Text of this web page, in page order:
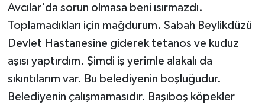
Avcılar'da sorun olmasa beni ısırmazdı.
Toplamadıkları için mağdurum. Sabah Beylikdüzü
Devlet Hastanesine giderek tetanos ve kuduz
aşısı yaptırdım. Şimdi iş yerimle alakalı da
sıkıntılarım var. Bu belediyenin boşluğudur.
Belediyenin çalışmamasıdır. Başıboş köpekler